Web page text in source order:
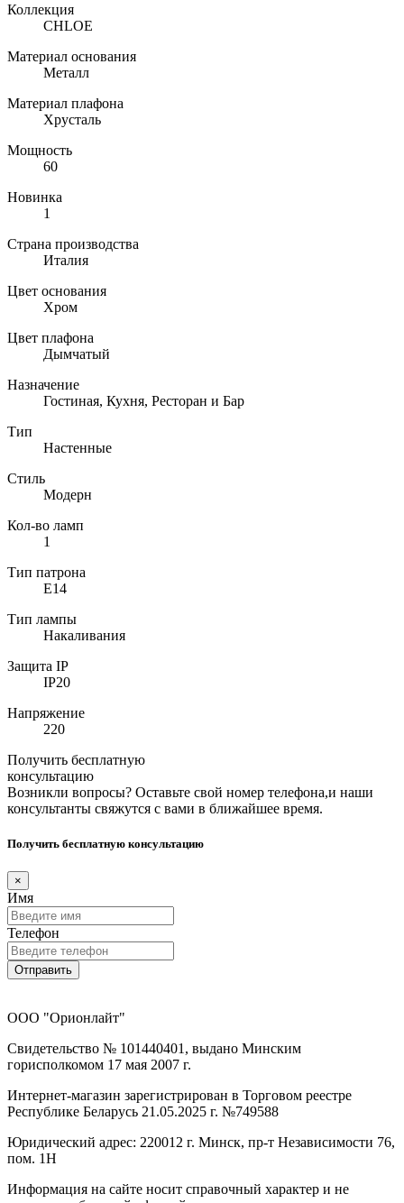
Коллекция
CHLOE
Материал основания
Металл
Материал плафона
Хрусталь
Мощность
60
Новинка
1
Страна производства
Италия
Цвет основания
Хром
Цвет плафона
Дымчатый
Назначение
Гостиная, Кухня, Ресторан и Бар
Тип
Настенные
Стиль
Модерн
Кол-во ламп
1
Тип патрона
E14
Тип лампы
Накаливания
Защита IP
IP20
Напряжение
220
Получить бесплатную
консультацию
Возникли вопросы? Оставьте свой номер телефона,и наши
консультанты свяжутся с вами в ближайшее время.
Получить бесплатную консультацию
×
Имя
Телефон
Отправить
ООО "Орионлайт"
Свидетельство № 101440401, выдано Минским
горисполкомом 17 мая 2007 г.
Интернет-магазин зарегистрирован в Торговом реестре
Республике Беларусь 21.05.2025 г. №749588
Юридический адрес: 220012 г. Минск, пр-т Независимости 76,
пом. 1Н
Информация на сайте носит справочный характер и не